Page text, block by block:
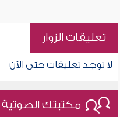
تعليقات الزوار
لا توجد تعليقات حتى الآن
مكتبتك الصوتية